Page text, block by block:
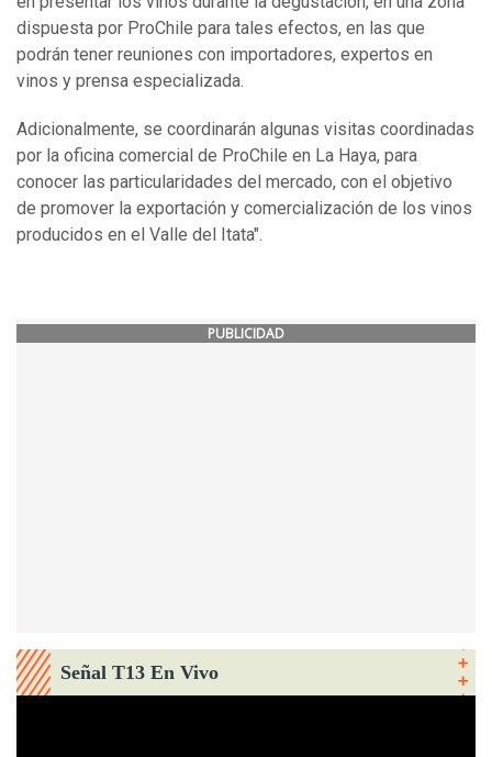
dispuesta por ProChile para tales efectos, en las que
podrán tener reuniones con importadores, expertos en
vinos y prensa especializada.
Adicionalmente, se coordinarán algunas visitas coordinadas
por la oficina comercial de ProChile en La Haya, para
conocer las particularidades del mercado, con el objetivo
de promover la exportación y comercialización de los vinos
producidos en el Valle del Itata".
PUBLICIDAD
Señal T13 En Vivo